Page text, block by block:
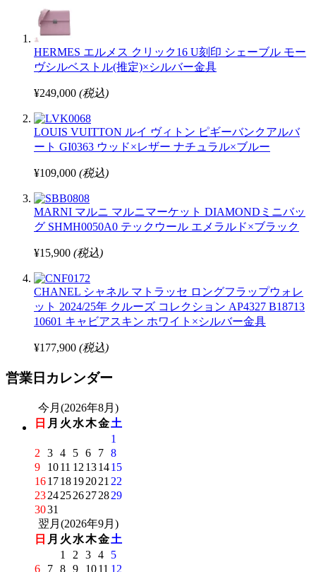
HERMES エルメス クリック16 U刻印 シェーブル モー
ヴシルベストル(推定)×シルバー金具
¥249,000 (税込)
LOUIS VUITTON ルイ ヴィトン ピギーバンクアルバ
ート GI0363 ウッド×レザー ナチュラル×ブルー
¥109,000 (税込)
MARNI マルニ マルニマーケット DIAMONDミニバッ
グ SHMH0050A0 テックウール エメラルド×ブラック
¥15,900 (税込)
CHANEL シャネル マトラッセ ロングフラップウォレ
ット 2024/25年 クルーズ コレクション AP4327 B18713
10601 キャビアスキン ホワイト×シルバー金具
¥177,900 (税込)
営業日カレンダー
今月(2026年8月)
日 月 火 水木金土
1
2
3 4 5 6 7 8
9
1011 12 131415
161718192021 22
23242526272829
3031
翌月(2026年9月)
日 月 火 水木金土
1
2 3 4
5
6
7 8 9 1011 12